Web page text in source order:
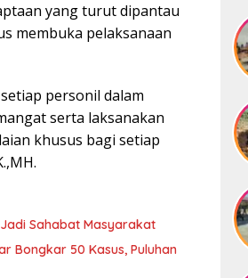
yang turut dipantau
membuka pelaksanaan
personil dalam
serta laksanakan
khusus bagi setiap
Sahabat Masyarakat
Bongkar 50 Kasus, Puluhan